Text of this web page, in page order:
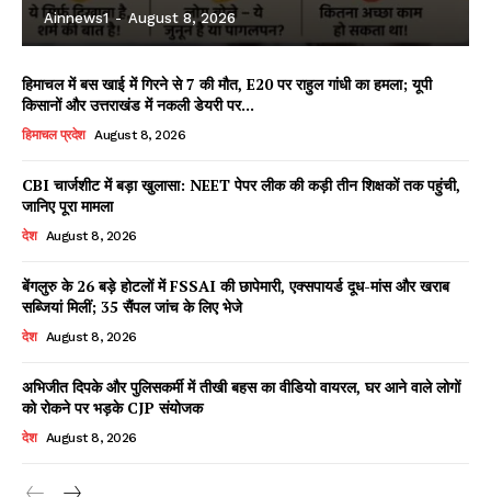
Facebook
X WhatsApp
Share
Read Latest News on AIN
Ainnews1 - August 8, 2026
हिमाचल में बस खाई में गिरने से 7 की मौत, E20 पर राहुल गांधी का हमला; यूपी
किसानों और उत्तराखंड में नकली डेयरी पर...
हिमाचल प्रदेश August 8, 2026
CBI चार्जशीट में बड़ा खुलासा: NEET पेपर लीक की कड़ी तीन शिक्षकों तक पहुंची,
जानिए पूरा मामला
देश August 8, 2026
बेंगलुरु के 26 बड़े होटलों में FSSAI की छापेमारी, एक्सपायर्ड दूध-मांस और खराब
सब्जियां मिलीं; 35 सैंपल जांच के लिए भेजे
देश August 8, 2026
अभिजीत दिपके और पुलिसकर्मी में तीखी बहस का वीडियो वायरल, घर आने वाले लोगों
को रोकने पर भड़के CJP संयोजक
देश August 8, 2026